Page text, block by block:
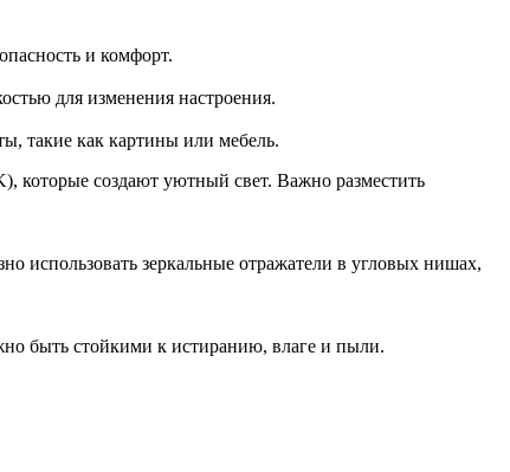
и комфорт.
для изменения настроения.
такие как картины или мебель.
которые создают уютный свет. Важно разместить
использовать зеркальные отражатели в угловых нишах,
быть стойкими к истиранию, влаге и пыли.